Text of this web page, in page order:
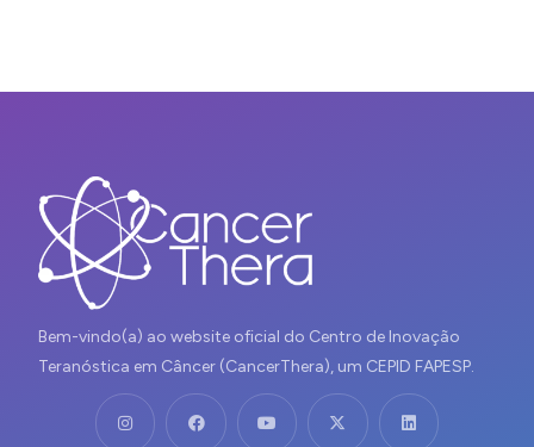
Bem-vindo(a) ao website oficial do Centro de Inovação
Teranóstica em Câncer (CancerThera), um CEPID FAPESP.